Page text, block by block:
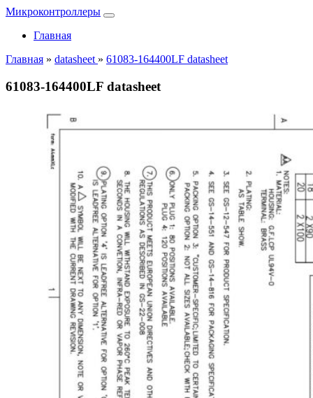
Микроконтроллеры
Главная
Главная » datasheet » 61083-164400LF datasheet
61083-164400LF datasheet